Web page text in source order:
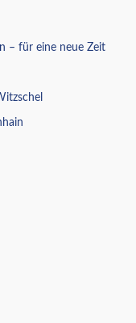
– für eine neue Zeit